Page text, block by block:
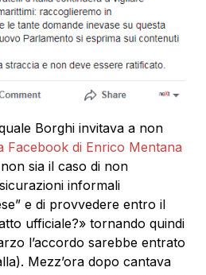
Borghi invitava a non
Facebook di Enrico Mentana
sia il caso di non
informali
e di provvedere entro il
ufficiale?» tornando quindi
l’accordo sarebbe entrato
Mezz’ora dopo cantava